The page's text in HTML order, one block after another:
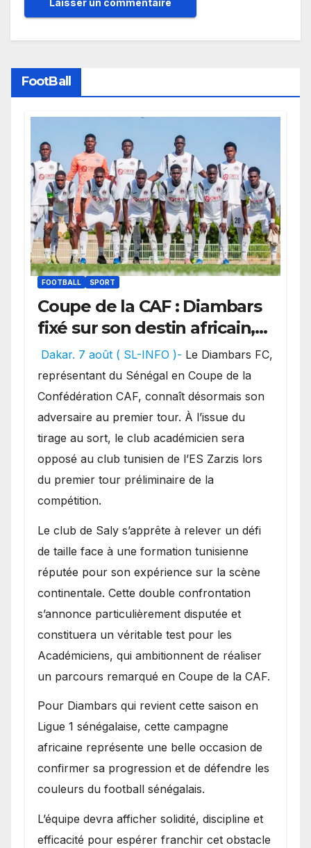
FootBall
FOOTBALL SPORT
Coupe de la CAF : Diambars
fixé sur son destin africain,
l’ES Zarzis sera son premier
obstacle.
Dakar. 7 août ( SL-INFO )- Le Diambars FC,
représentant du Sénégal en Coupe de la
Confédération CAF, connaît désormais son
adversaire au premier tour. À l’issue du
tirage au sort, le club académicien sera
opposé au club tunisien de l’ES Zarzis lors
du premier tour préliminaire de la
compétition.
Le club de Saly s’apprête à relever un défi
de taille face à une formation tunisienne
réputée pour son expérience sur la scène
continentale. Cette double confrontation
s’annonce particulièrement disputée et
constituera un véritable test pour les
Académiciens, qui ambitionnent de réaliser
un parcours remarqué en Coupe de la CAF.
Pour Diambars qui revient cette saison en
Ligue 1 sénégalaise, cette campagne
africaine représente une belle occasion de
confirmer sa progression et de défendre les
couleurs du football sénégalais.
L’équipe devra afficher solidité, discipline et
efficacité pour espérer franchir cet obstacle